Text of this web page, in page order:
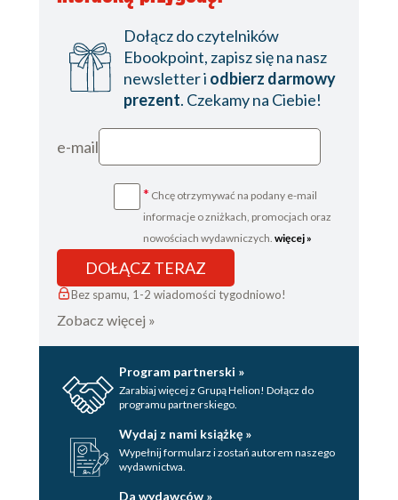
Dołącz do czytelników
Ebookpoint, zapisz się na nasz
newsletter i odbierz darmowy
prezent. Czekamy na Ciebie!
e-mail
* Chcę otrzymywać na podany e-mail
informacje o zniżkach, promocjach oraz
nowościach wydawniczych. więcej »
DOŁĄCZ TERAZ
Bez spamu, 1-2 wiadomości tygodniowo!
Zobacz więcej »
Program partnerski »
Zarabiaj więcej z Grupą Helion! Dołącz do
programu partnerskiego.
Wydaj z nami książkę »
Wypełnij formularz i zostań autorem naszego
wydawnictwa.
Da wydawców »